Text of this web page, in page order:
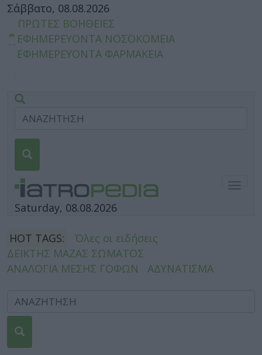
Σάββατο, 08.08.2026
ΠΡΩΤΕΣ ΒΟΗΘΕΙΕΣ
ΕΦΗΜΕΡΕΥΟΝΤΑ ΝΟΣΟΚΟΜΕΙΑ
ΕΦΗΜΕΡΕΥΟΝΤΑ ΦΑΡΜΑΚΕΙΑ
Saturday, 08.08.2026
HOT TAGS:
Όλες οι ειδήσεις
ΔΕΙΚΤΗΣ ΜΑΖΑΣ ΣΩΜΑΤΟΣ
ΑΝΑΛΟΓΙΑ ΜΕΣΗΣ ΓΟΦΩΝ
ΑΔΥΝΑΤΙΣΜΑ